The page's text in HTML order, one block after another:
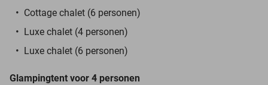
Cottage chalet (6 personen)
Luxe chalet (4 personen)
Luxe chalet (6 personen)
Glampingtent voor 4 personen